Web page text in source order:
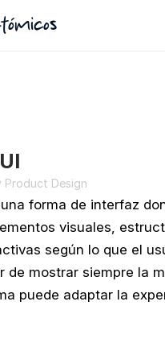
Product Design
forma de interfaz
visuales,
según lo que el
de mostrar siempre la
puede adaptar la